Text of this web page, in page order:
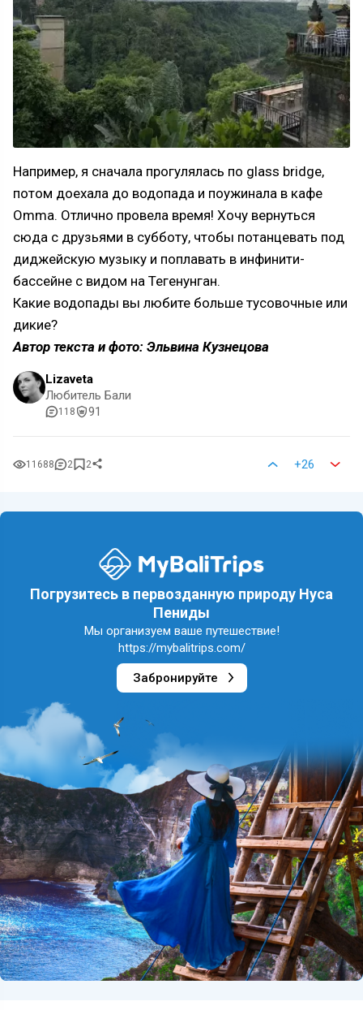
Например, я сначала прогулялась по glass bridge,
потом доехала до водопада и поужинала в кафе
Omma. Отлично провела время! Хочу вернуться
сюда с друзьями в субботу, чтобы потанцевать под
диджейскую музыку и поплавать в инфинити-
бассейне с видом на Тегенунган.
Какие водопады вы любите больше тусовочные или
дикие?
Автор текста и фото: Эльвина Кузнецова
Lizaveta
Любитель Бали
118 91
11688 2 2 +26
Погрузитесь в первозданную природу Нуса
Пениды
Мы организуем ваше путешествие!
https://mybalitrips.com/
Забронируйте